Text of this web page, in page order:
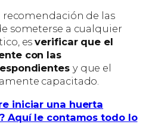
recomendación de las
someterse a cualquier
esverificar que el
con las
y que el
capacitado.
iniciar una huerta
Aquí le contamos todo lo